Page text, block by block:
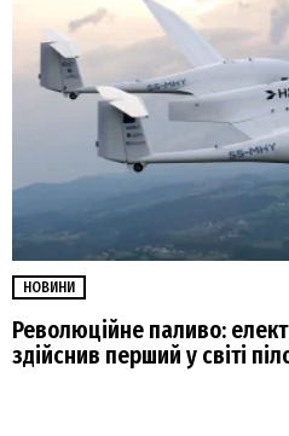
НОВИНИ
Революційне паливо:
здійснив перший у світі